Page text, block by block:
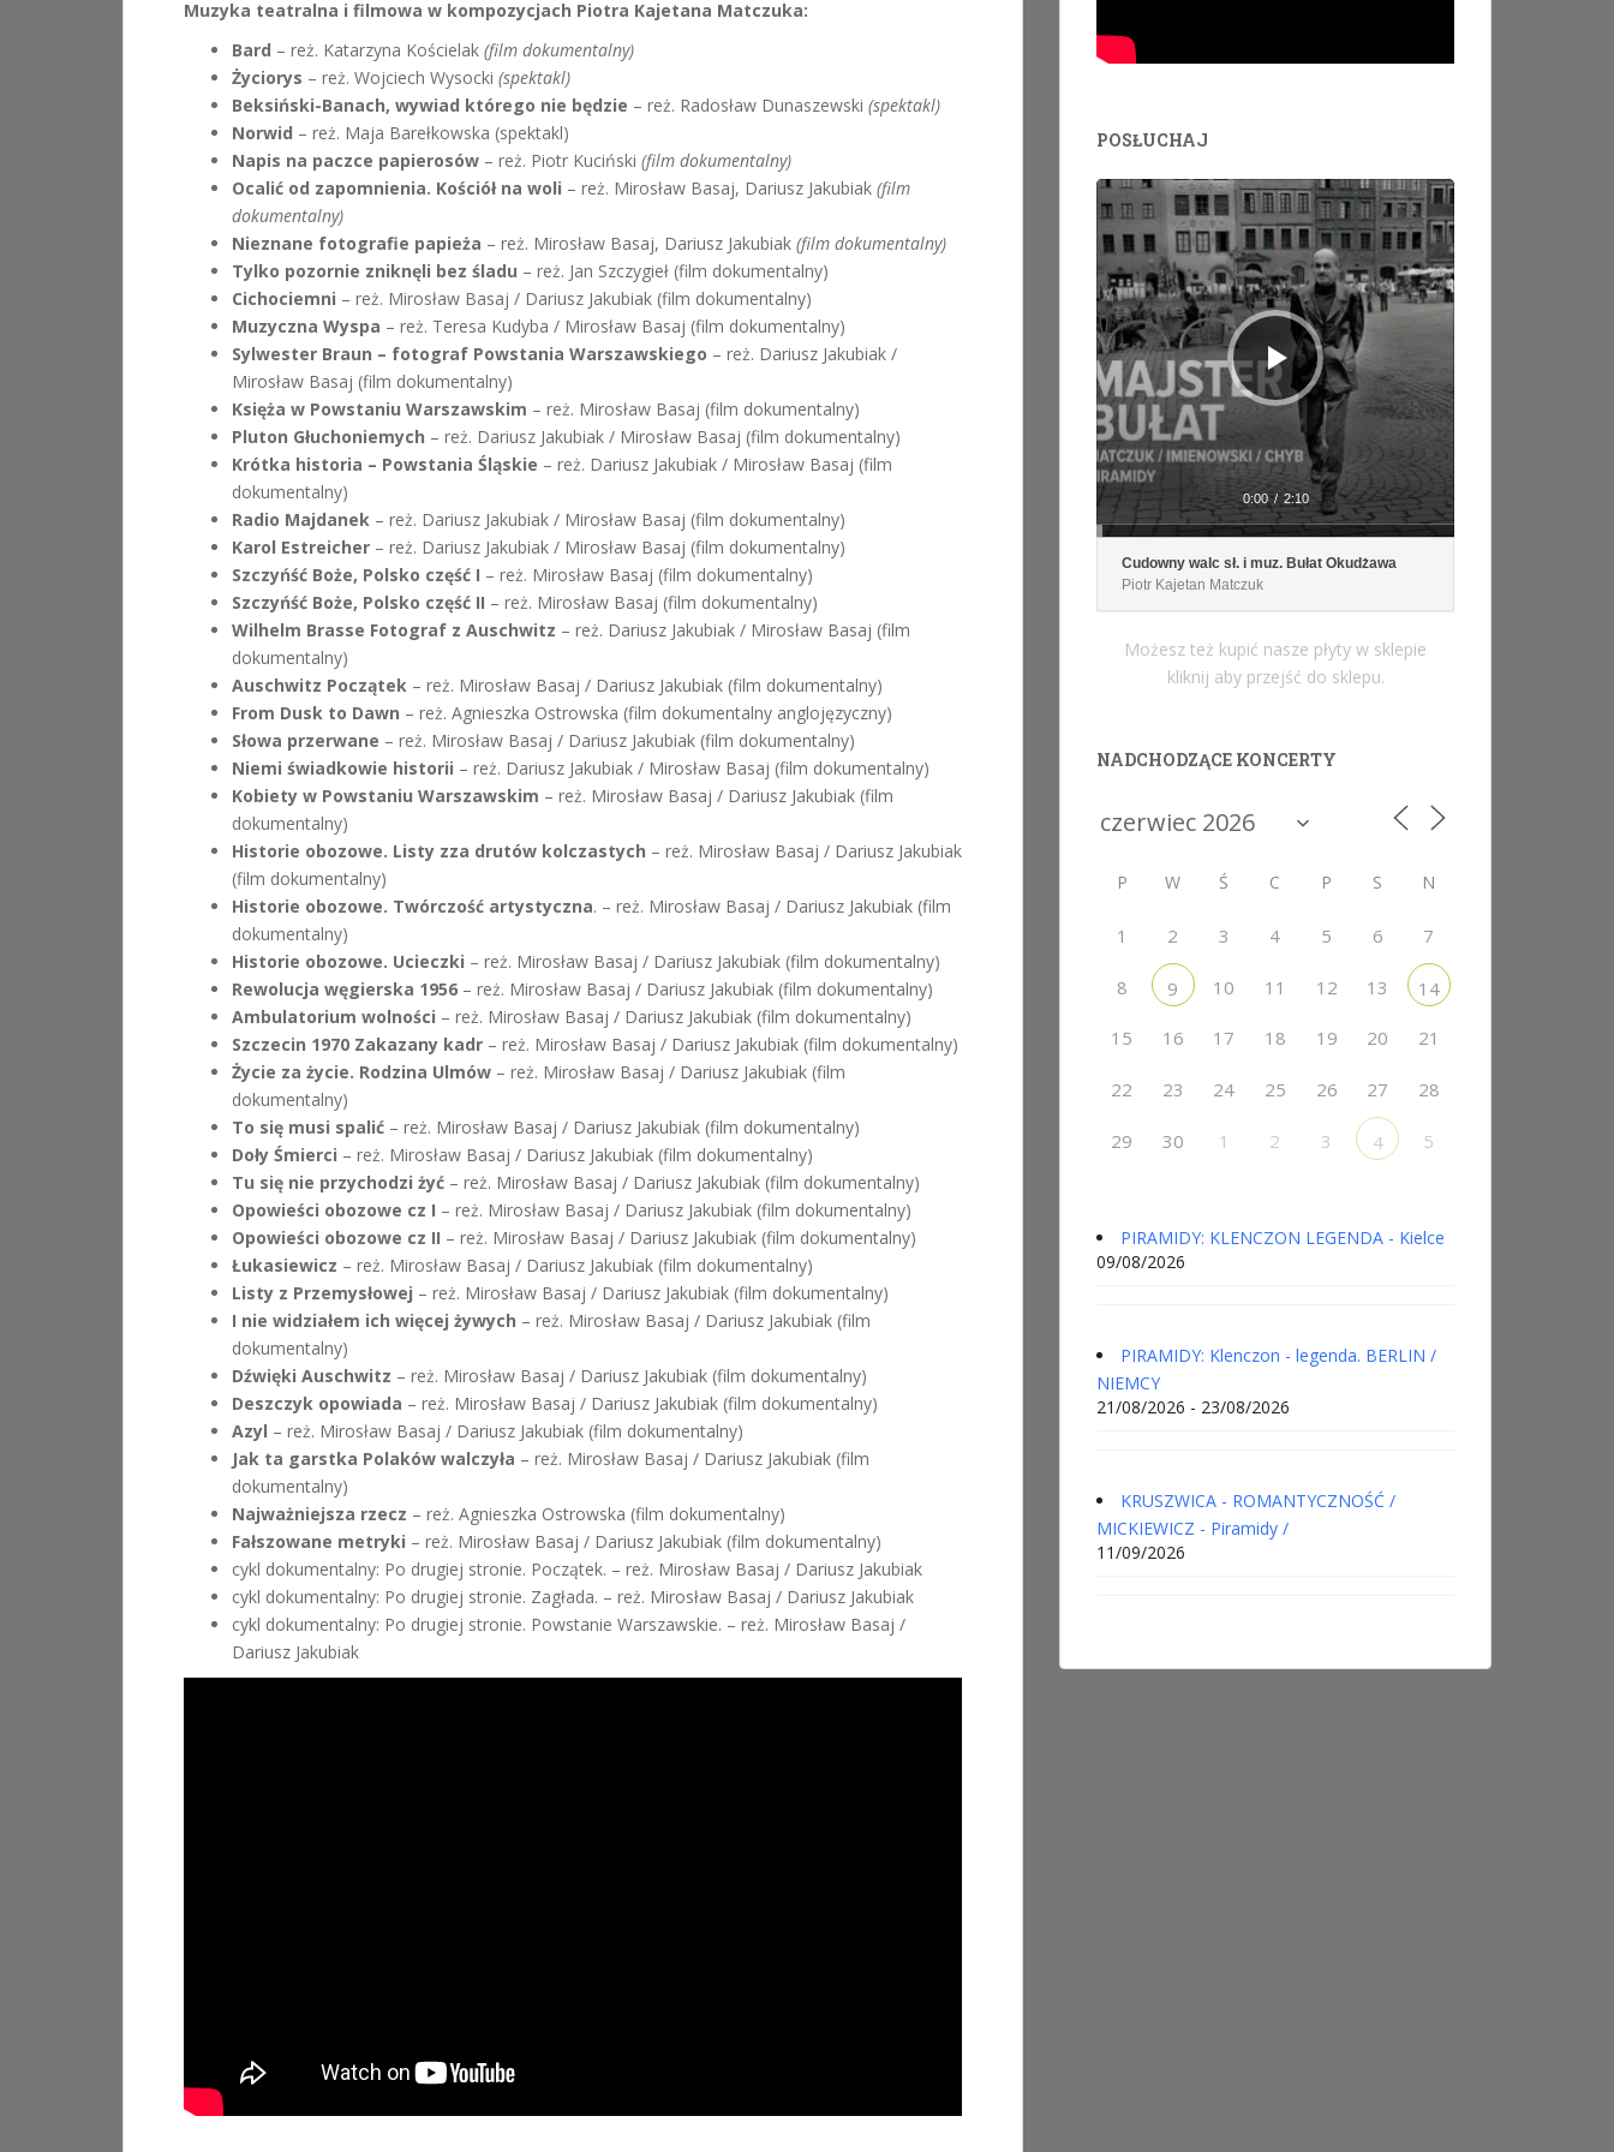
Muzyka teatralna i filmowa w kompozycjach Piotra Kajetana Matczuka:
Bard – reż. Katarzyna Kościelak (film dokumentalny)
Życiorys – reż. Wojciech Wysocki (spektakl)
Beksiński-Banach, wywiad którego nie będzie – reż. Radosław Dunaszewski (spektakl)
Norwid – reż. Maja Barełkowska (spektakl)
Napis na paczce papierosów – reż. Piotr Kuciński (film dokumentalny)
Ocalić od zapomnienia. Kościół na woli – reż. Mirosław Basaj, Dariusz Jakubiak (film
dokumentalny)
Nieznane fotografie papieża – reż. Mirosław Basaj, Dariusz Jakubiak (film dokumentalny)
Tylko pozornie zniknęli bez śladu – reż. Jan Szczygieł (film dokumentalny)
Cichociemni – reż. Mirosław Basaj / Dariusz Jakubiak (film dokumentalny)
Muzyczna Wyspa – reż. Teresa Kudyba / Mirosław Basaj (film dokumentalny)
Sylwester Braun – fotograf Powstania Warszawskiego – reż. Dariusz Jakubiak /
Mirosław Basaj (film dokumentalny)
Księża w Powstaniu Warszawskim – reż. Mirosław Basaj (film dokumentalny)
Pluton Głuchoniemych – reż. Dariusz Jakubiak / Mirosław Basaj (film dokumentalny)
Krótka historia – Powstania Śląskie – reż. Dariusz Jakubiak / Mirosław Basaj (film
dokumentalny)
Radio Majdanek – reż. Dariusz Jakubiak / Mirosław Basaj (film dokumentalny)
Karol Estreicher – reż. Dariusz Jakubiak / Mirosław Basaj (film dokumentalny)
Szczyńść Boże, Polsko część I – reż. Mirosław Basaj (film dokumentalny)
Szczyńść Boże, Polsko część II – reż. Mirosław Basaj (film dokumentalny)
Wilhelm Brasse Fotograf z Auschwitz – reż. Dariusz Jakubiak / Mirosław Basaj (film
dokumentalny)
Auschwitz Początek – reż. Mirosław Basaj / Dariusz Jakubiak (film dokumentalny)
From Dusk to Dawn – reż. Agnieszka Ostrowska (film dokumentalny anglojęzyczny)
Słowa przerwane – reż. Mirosław Basaj / Dariusz Jakubiak (film dokumentalny)
Niemi świadkowie historii – reż. Dariusz Jakubiak / Mirosław Basaj (film dokumentalny)
Kobiety w Powstaniu Warszawskim – reż. Mirosław Basaj / Dariusz Jakubiak (film
dokumentalny)
Historie obozowe. Listy zza drutów kolczastych – reż. Mirosław Basaj / Dariusz Jakubiak
(film dokumentalny)
Historie obozowe. Twórczość artystyczna. – reż. Mirosław Basaj / Dariusz Jakubiak (film
dokumentalny)
Historie obozowe. Ucieczki – reż. Mirosław Basaj / Dariusz Jakubiak (film dokumentalny)
Rewolucja węgierska 1956 – reż. Mirosław Basaj / Dariusz Jakubiak (film dokumentalny)
Ambulatorium wolności – reż. Mirosław Basaj / Dariusz Jakubiak (film dokumentalny)
Szczecin 1970 Zakazany kadr – reż. Mirosław Basaj / Dariusz Jakubiak (film dokumentalny)
Życie za życie. Rodzina Ulmów – reż. Mirosław Basaj / Dariusz Jakubiak (film
dokumentalny)
To się musi spalić – reż. Mirosław Basaj / Dariusz Jakubiak (film dokumentalny)
Doły Śmierci – reż. Mirosław Basaj / Dariusz Jakubiak (film dokumentalny)
Tu się nie przychodzi żyć – reż. Mirosław Basaj / Dariusz Jakubiak (film dokumentalny)
Opowieści obozowe cz I – reż. Mirosław Basaj / Dariusz Jakubiak (film dokumentalny)
Opowieści obozowe cz II – reż. Mirosław Basaj / Dariusz Jakubiak (film dokumentalny)
Łukasiewicz – reż. Mirosław Basaj / Dariusz Jakubiak (film dokumentalny)
Listy z Przemysłowej – reż. Mirosław Basaj / Dariusz Jakubiak (film dokumentalny)
I nie widziałem ich więcej żywych – reż. Mirosław Basaj / Dariusz Jakubiak (film
dokumentalny)
Dźwięki Auschwitz – reż. Mirosław Basaj / Dariusz Jakubiak (film dokumentalny)
Deszczyk opowiada – reż. Mirosław Basaj / Dariusz Jakubiak (film dokumentalny)
Azyl – reż. Mirosław Basaj / Dariusz Jakubiak (film dokumentalny)
Jak ta garstka Polaków walczyła – reż. Mirosław Basaj / Dariusz Jakubiak (film
dokumentalny)
Najważniejsza rzecz – reż. Agnieszka Ostrowska (film dokumentalny)
Fałszowane metryki – reż. Mirosław Basaj / Dariusz Jakubiak (film dokumentalny)
cykl dokumentalny: Po drugiej stronie. Początek. – reż. Mirosław Basaj / Dariusz Jakubiak
cykl dokumentalny: Po drugiej stronie. Zagłada. – reż. Mirosław Basaj / Dariusz Jakubiak
cykl dokumentalny: Po drugiej stronie. Powstanie Warszawskie. – reż. Mirosław Basaj /
Dariusz Jakubiak
POSŁUCHAJ
Odtwarzacz
plików
dźwiękowych
0:00 / 2:10
Cudowny walc sł. i muz. Bułat Okudżawa
Piotr Kajetan Matczuk
Możesz też kupić nasze płyty w sklepie
kliknij aby przejść do sklepu.
NADCHODZĄCE KONCERTY
P W Ś C P S N
1 2 3 4 5 6 7
8 9 10 11 12 13 14
15 16 17 18 19 20 21
22 23 24 25 26 27 28
29 30 1 2 3 4 5
PIRAMIDY: KLENCZON LEGENDA - Kielce
09/08/2026
PIRAMIDY: Klenczon - legenda. BERLIN /
NIEMCY
21/08/2026 - 23/08/2026
KRUSZWICA - ROMANTYCZNOŚĆ /
MICKIEWICZ - Piramidy /
11/09/2026